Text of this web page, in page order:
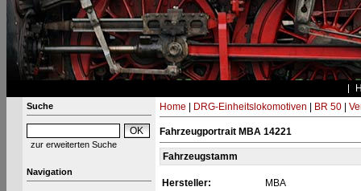
Suche
zur erweiterten Suche
Navigation
Home DRG-Einheitslokomotiven BR 50|
Fahrzeugportrait MBA 14221
Fahrzeugstamm
Hersteller:
MBA